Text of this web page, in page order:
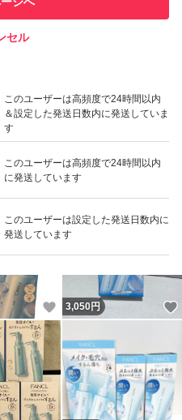
での取引実績があります
このユーザーは高頻度で24時間以内
＆設定した発送日数内に発送していま
す
このユーザーは高頻度で24時間以内
に発送しています
このユーザーは設定した発送日数内に
発送しています
セル
いいね！
5,800
いいね！
3,050円